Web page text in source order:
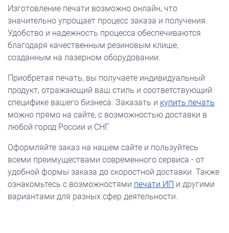
Изготовление печати возможно онлайн, что
значительно упрощает процесс заказа и получения.
Удобство и надежность процесса обеспечиваются
благодаря качественным резиновым клише,
созданным на лазерном оборудовании.
Приобретая печать, вы получаете индивидуальный
продукт, отражающий ваш стиль и соответствующий
специфике вашего бизнеса. Заказать и купить печать
можно прямо на сайте, с возможностью доставки в
любой город России и СНГ.
Оформляйте заказ на нашем сайте и пользуйтесь
всеми преимуществами современного сервиса - от
удобной формы заказа до скоростной доставки. Также
ознакомьтесь с возможностями печати ИП и другими
вариантами для разных сфер деятельности.